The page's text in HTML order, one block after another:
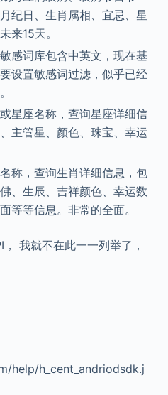
纪日、生肖属相、宜忌、星
来15天。
感词库包含中英文，现在基
设置敏感词过滤，似乎已经
或星座名称，查询星座详细信
主管星、颜色、珠宝、幸运
名称，查询生肖详细信息，包
、生辰、吉祥颜色、幸运数
等等信息。非常的全面。
我就不在此一一列举了，
help/h_cent_andriodsdk.j